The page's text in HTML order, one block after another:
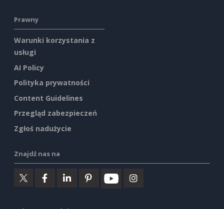
Prawny
Warunki korzystania z
usługi
AI Policy
Polityka prywatności
Content Guidelines
Przegląd zabezpieczeń
Zgłoś nadużycie
Znajdź nas na